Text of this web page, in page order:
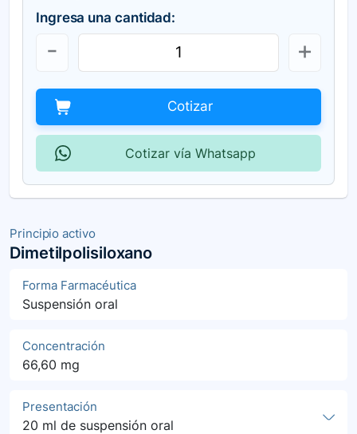
Principio activo
Dimetilpolisiloxano
Forma Farmacéutica
Suspensión oral
Concentración
66,60 mg
Presentación
20 ml de suspensión oral
Ingresa una cantidad:
Cotizar
Cotizar vía Whatsapp